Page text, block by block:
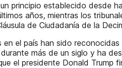
principio establecido desde
años, mientras los
de Ciudadanía de la
el país han sido
más de un siglo y ha
el presidente Donald Trump